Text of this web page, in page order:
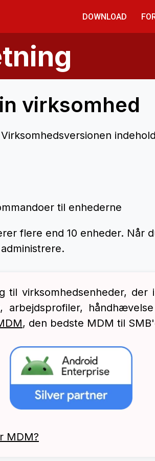
DOWNLOAD
virksomhed
til enhederne
flere end 10 enheder. Når
virksomhedsenheder, der
arbejdsprofiler,
, den bedste MDM til
MDM?